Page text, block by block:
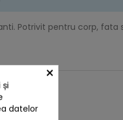
Potrivit pentru corp, fata
×
datelor